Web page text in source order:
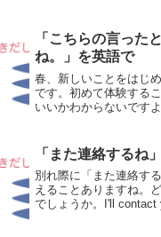
見てみましょう。
ま...
「こちらの言った
ね。」を英語で
春、新しいことをはじ
です。初めて体験する
いいかわからないです
「何かお困りですか？
「また連絡するね
別れ際に「また連絡す
えることありますね。
でしょうか。I'll contact